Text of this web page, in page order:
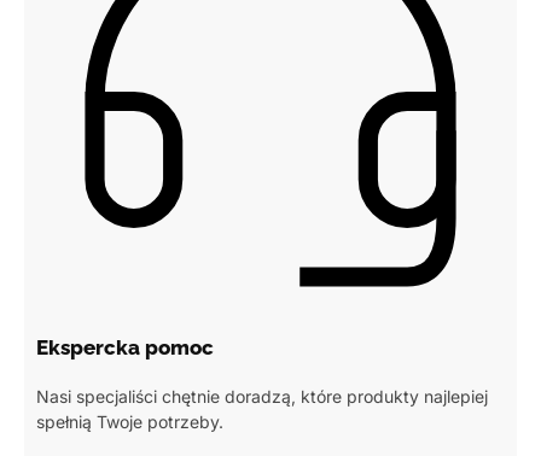
Ekspercka pomoc
Nasi specjaliści chętnie doradzą, które produkty najlepiej
spełnią Twoje potrzeby.